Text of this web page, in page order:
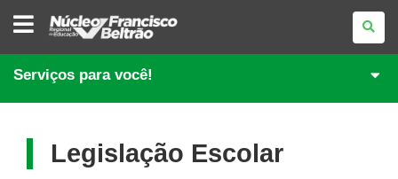
NÚCLEO
REGIONAL
EDUCAÇÃO
DE
FRANCISCO
Serviços para você!
Legislação Escolar